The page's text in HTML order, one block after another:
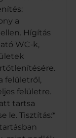
a
Hígítás
WC-k,
felületről,
felületre.
tartsa
le. Tisztítás:*